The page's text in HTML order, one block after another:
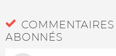
ABONNÉS